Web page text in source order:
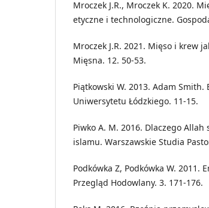
Mroczek J.R., Mroczek K. 2020.
etyczne i technologiczne.
Mroczek J.R. 2021. Mięso i krew
Mięsna. 12. 50-53.
Piątkowski W. 2013. Adam
Uniwersytetu Łódzkiego. 11-15.
Piwko A. M. 2016. Dlaczego
islamu. Warszawskie Studia
Podkówka Z, Podkówka W.
Przegląd Hodowlany. 3. 171-176.